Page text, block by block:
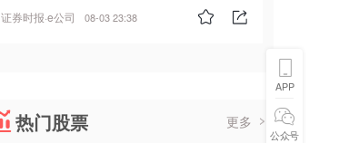
证券时报·e公司 08-03 23:38
热门股票 更多
APP
公众号